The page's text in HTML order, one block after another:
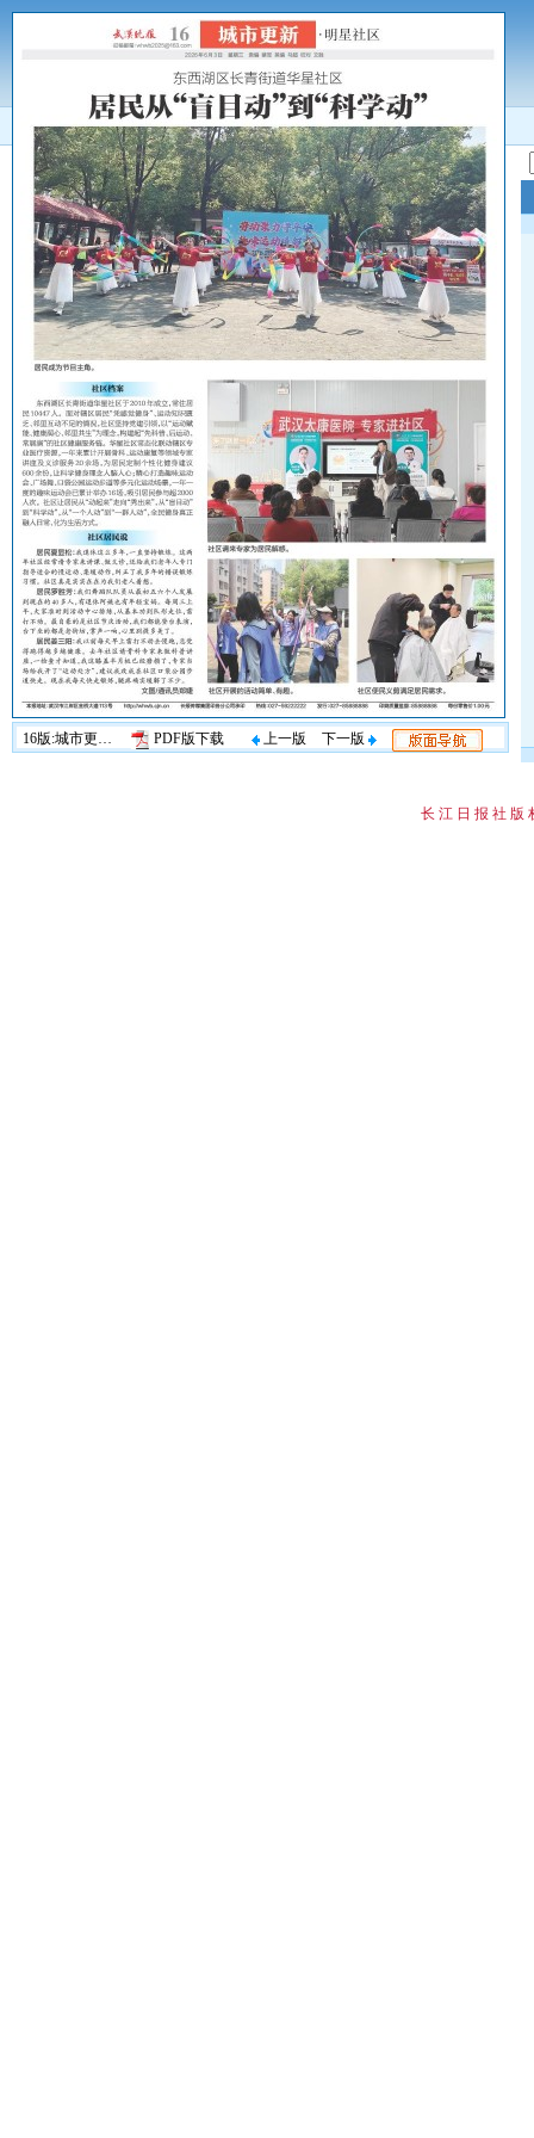
16版:城市更新·明星社区 PDF版下载 上一版 下一版
长 江 日 报 社 版